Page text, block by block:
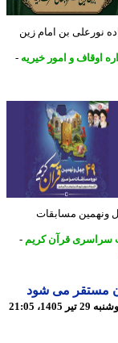
بن امام زین
و امور خیریه-
مسابقات
قرآن کریم-
می شود